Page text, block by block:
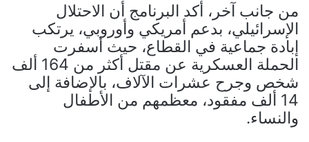
من جانب آخر، أكد البرنامج أن الاحتلال
الإسرائيلي، بدعم أمريكي وأوروبي، يرتكب
إبادة جماعية في القطاع، حيث أسفرت
الحملة العسكرية عن مقتل أكثر من 164 ألف
شخص وجرح عشرات الآلاف، بالإضافة إلى
14 ألف مفقود، معظمهم من الأطفال
والنساء.